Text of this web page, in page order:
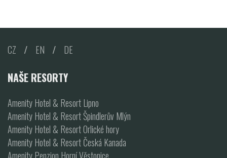
CZ / EN / DE
NAŠE RESORTY
Amenity Hotel & Resort Lipno
Amenity Hotel & Resort Špindlerův Mlýn
Amenity Hotel & Resort Orlické hory
Amenity Hotel & Resort Česká Kanada